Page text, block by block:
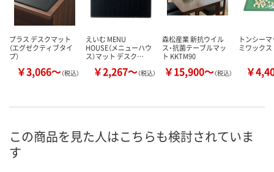
プラス デスクマット
（エグゼクティブタイ
プ）
￥3,066～（税込）
えいむ MENU
HOUSE（メニューハウ
ス）マット デスク…
￥2,267～（税込）
森松産業 新抗ウイル
ス・抗菌テーブルマッ
ト KKTM90
￥15,900～（税込）
トンシー
ミワックス
￥
この商品を見た人はこちらも検討されていま
す